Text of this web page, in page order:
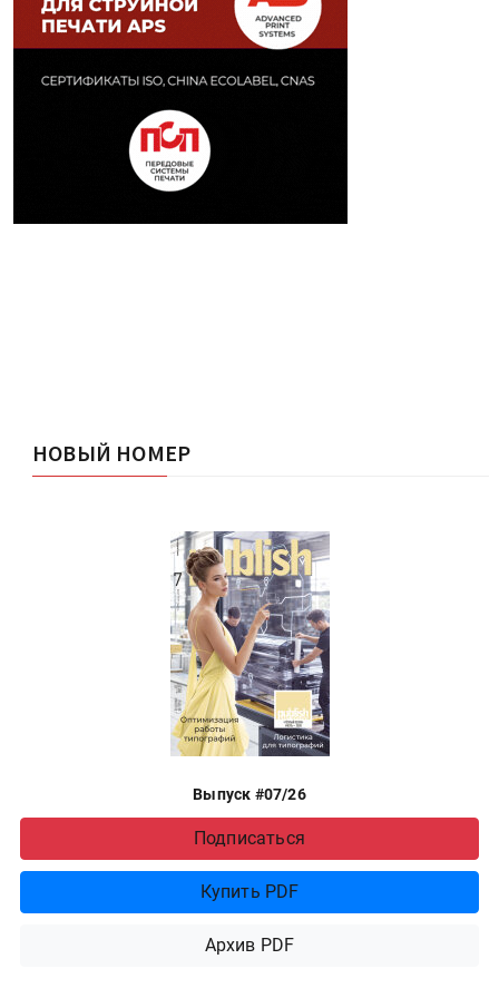
НОВЫЙ НОМЕР
Выпуск #07/26
Подписаться
Купить PDF
Архив PDF